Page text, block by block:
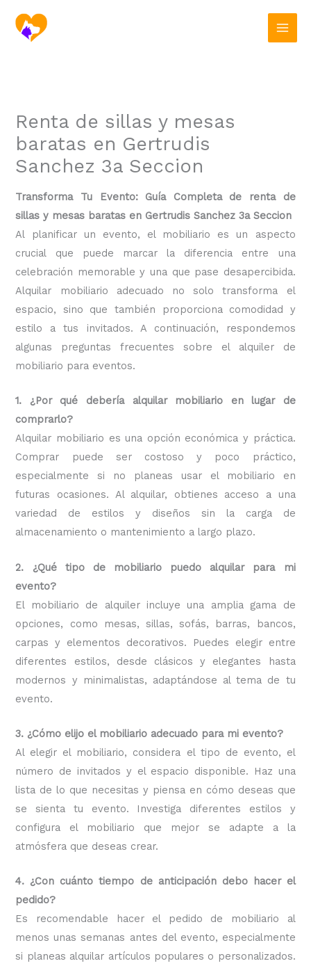
contenido
Renta de sillas y mesas
baratas en Gertrudis
Sanchez 3a Seccion
Transforma Tu Evento: Guía Completa de renta de
sillas y mesas baratas en Gertrudis Sanchez 3a Seccion
Al planificar un evento, el mobiliario es un aspecto
crucial que puede marcar la diferencia entre una
celebración memorable y una que pase desapercibida.
Alquilar mobiliario adecuado no solo transforma el
espacio, sino que también proporciona comodidad y
estilo a tus invitados. A continuación, respondemos
algunas preguntas frecuentes sobre el alquiler de
mobiliario para eventos.
1. ¿Por qué debería alquilar mobiliario en lugar de
comprarlo?
Alquilar mobiliario es una opción económica y práctica.
Comprar puede ser costoso y poco práctico,
especialmente si no planeas usar el mobiliario en
futuras ocasiones. Al alquilar, obtienes acceso a una
variedad de estilos y diseños sin la carga de
almacenamiento o mantenimiento a largo plazo.
2. ¿Qué tipo de mobiliario puedo alquilar para mi
evento?
El mobiliario de alquiler incluye una amplia gama de
opciones, como mesas, sillas, sofás, barras, bancos,
carpas y elementos decorativos. Puedes elegir entre
diferentes estilos, desde clásicos y elegantes hasta
modernos y minimalistas, adaptándose al tema de tu
evento.
3. ¿Cómo elijo el mobiliario adecuado para mi evento?
Al elegir el mobiliario, considera el tipo de evento, el
número de invitados y el espacio disponible. Haz una
lista de lo que necesitas y piensa en cómo deseas que
se sienta tu evento. Investiga diferentes estilos y
configura el mobiliario que mejor se adapte a la
atmósfera que deseas crear.
4. ¿Con cuánto tiempo de anticipación debo hacer el
pedido?
Es recomendable hacer el pedido de mobiliario al
menos unas semanas antes del evento, especialmente
si planeas alquilar artículos populares o personalizados.